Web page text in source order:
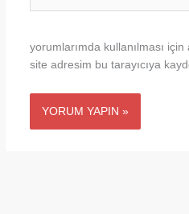
yorumlarımda kullanılması
site adresim bu tarayıcıya